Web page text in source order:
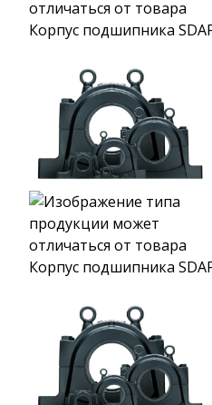
Корпус подшипника
Корпус подшипника